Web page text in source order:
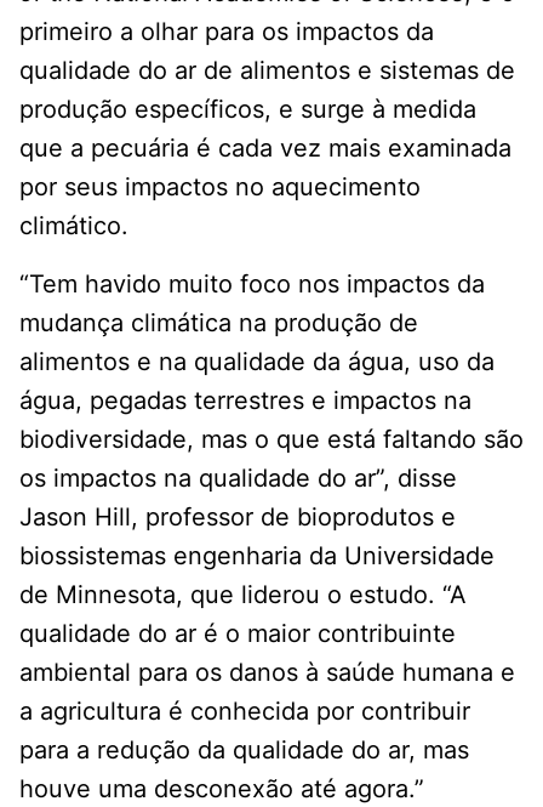
primeiro a olhar para os impactos da
qualidade do ar de alimentos e sistemas de
produção específicos, e surge à medida
que a pecuária é cada vez mais examinada
por seus impactos no aquecimento
climático.
“Tem havido muito foco nos impactos da
mudança climática na produção de
alimentos e na qualidade da água, uso da
água, pegadas terrestres e impactos na
biodiversidade, mas o que está faltando são
os impactos na qualidade do ar”, disse
Jason Hill, professor de bioprodutos e
biossistemas engenharia da Universidade
de Minnesota, que liderou o estudo. “A
qualidade do ar é o maior contribuinte
ambiental para os danos à saúde humana e
a agricultura é conhecida por contribuir
para a redução da qualidade do ar, mas
houve uma desconexão até agora.”